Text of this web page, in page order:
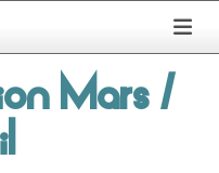
Mars /